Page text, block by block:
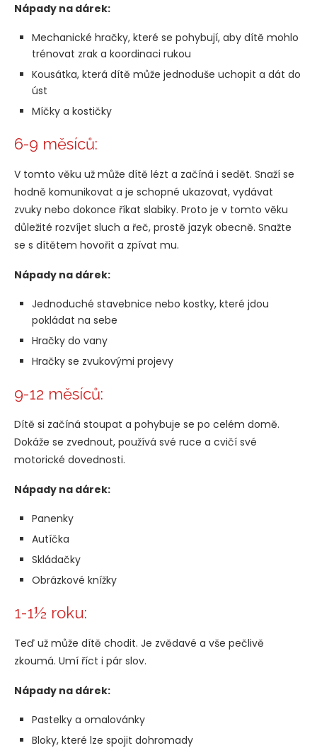
Nápady na dárek:
Mechanické hračky, které se pohybují, aby dítě mohlo
trénovat zrak a koordinaci rukou
Kousátka, která dítě může jednoduše uchopit a dát do
úst
Míčky a kostičky
6-9 měsíců:
V tomto věku už může dítě lézt a začíná i sedět. Snaží se
hodně komunikovat a je schopné ukazovat, vydávat
zvuky nebo dokonce říkat slabiky. Proto je v tomto věku
důležité rozvíjet sluch a řeč, prostě jazyk obecně. Snažte
se s dítětem hovořit a zpívat mu.
Nápady na dárek:
Jednoduché stavebnice nebo kostky, které jdou
pokládat na sebe
Hračky do vany
Hračky se zvukovými projevy
9-12 měsíců:
Dítě si začíná stoupat a pohybuje se po celém domě.
Dokáže se zvednout, používá své ruce a cvičí své
motorické dovednosti.
Nápady na dárek:
Panenky
Autíčka
Skládačky
Obrázkové knížky
1-1½ roku:
Teď už může dítě chodit. Je zvědavé a vše pečlivě
zkoumá. Umí říct i pár slov.
Nápady na dárek:
Pastelky a omalovánky
Bloky, které lze spojit dohromady